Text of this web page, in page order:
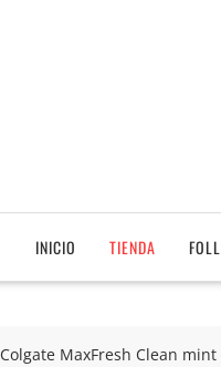
INICIO TIENDA
Colgate MaxFresh Clean mint